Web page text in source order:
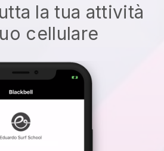
la tua attività
cellulare